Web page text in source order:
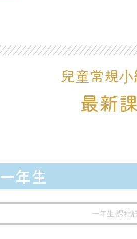
兒童常規
最新
一年生
一年生 課程